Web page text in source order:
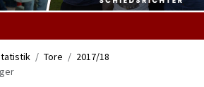
Tore
2017/18